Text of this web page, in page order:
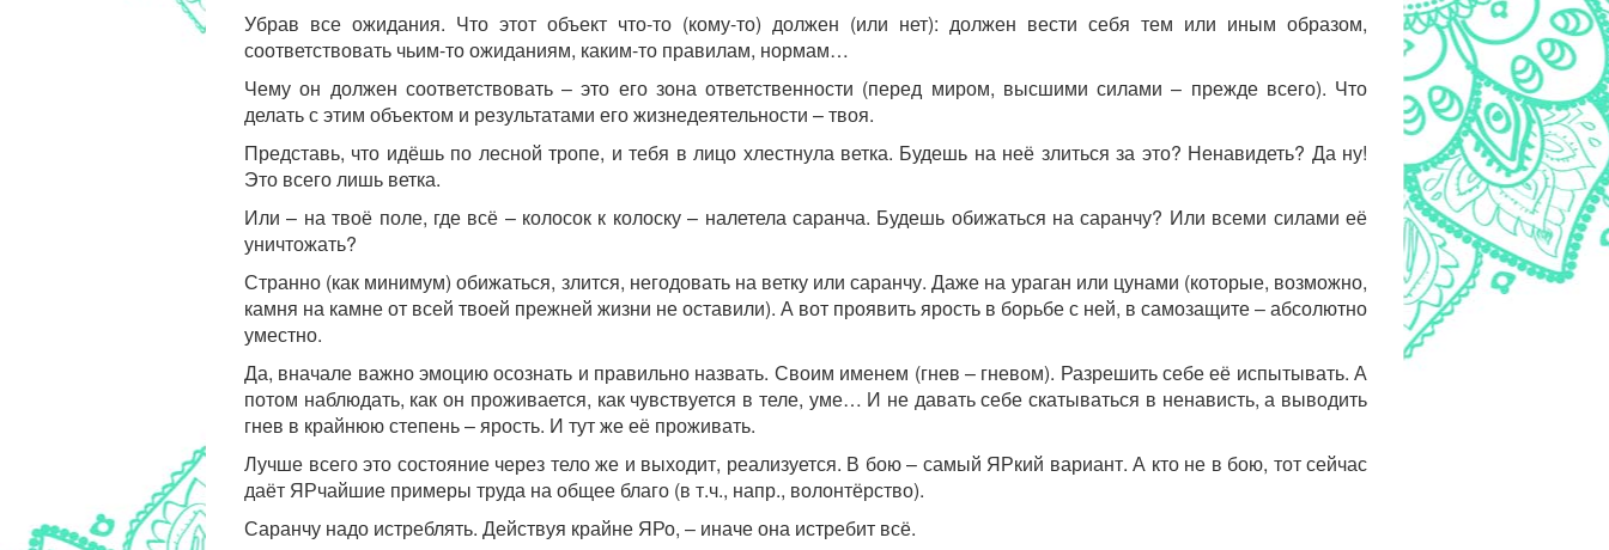
Убрав все ожидания. Что этот объект что-то (кому-то) должен (или нет): должен вести себя тем или иным образом,
соответствовать чьим-то ожиданиям, каким-то правилам, нормам…
Чему он должен соответствовать – это его зона ответственности (перед миром, высшими силами – прежде всего). Что
делать с этим объектом и результатами его жизнедеятельности – твоя.
Представь, что идёшь по лесной тропе, и тебя в лицо хлестнула ветка. Будешь на неё злиться за это? Ненавидеть? Да ну!
Это всего лишь ветка.
Или – на твоё поле, где всё – колосок к колоску – налетела саранча. Будешь обижаться на саранчу? Или всеми силами её
уничтожать?
Странно (как минимум) обижаться, злится, негодовать на ветку или саранчу. Даже на ураган или цунами (которые, возможно,
камня на камне от всей твоей прежней жизни не оставили). А вот проявить ярость в борьбе с ней, в самозащите – абсолютно
уместно.
Да, вначале важно эмоцию осознать и правильно назвать. Своим именем (гнев – гневом). Разрешить себе её испытывать. А
потом наблюдать, как он проживается, как чувствуется в теле, уме… И не давать себе скатываться в ненависть, а выводить
гнев в крайнюю степень – ярость. И тут же её проживать.
Лучше всего это состояние через тело же и выходит, реализуется. В бою – самый ЯРкий вариант. А кто не в бою, тот сейчас
даёт ЯРчайшие примеры труда на общее благо (в т.ч., напр., волонтёрство).
Саранчу надо истреблять. Действуя крайне ЯРо, – иначе она истребит всё.